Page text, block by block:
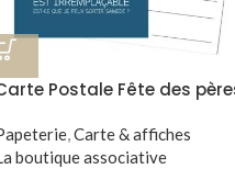
Postale Fête des
,Carte & affiches
boutique associative